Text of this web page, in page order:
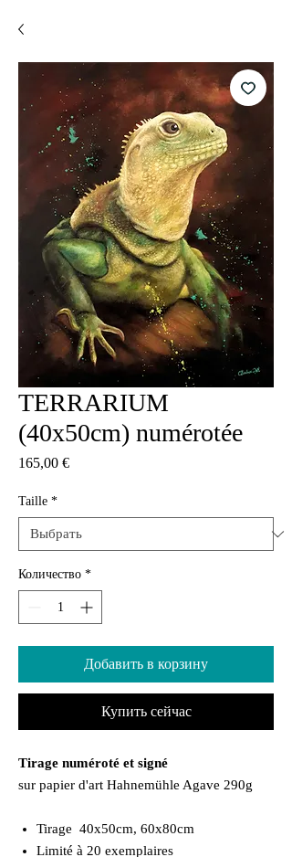
TERRARIUM
(40x50cm) numérotée
165,00 €Цена
Taille *
Количество *
Добавить в корзину
Купить сейчас
Tirage numéroté et signé
sur papier d'art Hahnemühle Agave 290g
Tirage 40x50cm, 60x80cm
Limité à 20 exemplaires